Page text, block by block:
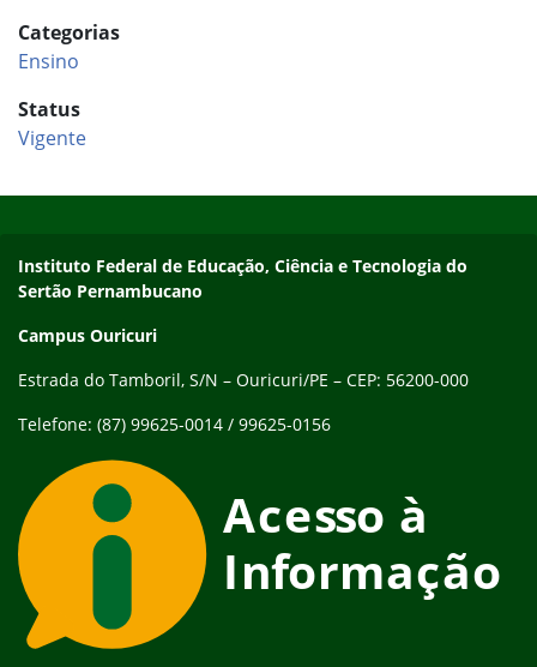
Categorias
Ensino
Status
Vigente
Endereço
Instituto Federal de Educação, Ciência e Tecnologia do
Sertão Pernambucano
Campus Ouricuri
Estrada do Tamboril, S/N – Ouricuri/PE – CEP: 56200-000
Telefone: (87) 99625-0014 / 99625-0156